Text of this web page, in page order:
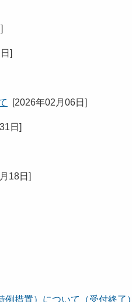
]
]
[2026年02月06日 ]
日 ]
18日 ]
措置）について（受付終了）